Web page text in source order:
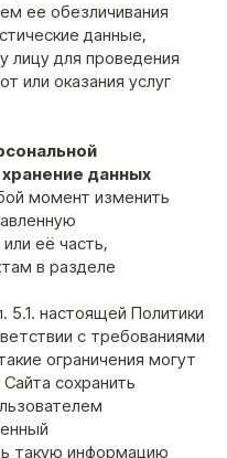
ее обезличивания
данные,
для проведения
или оказания услуг
данных
момент изменить
её часть,
в разделе
настоящей Политики
с требованиями
ограничения могут
сохранить
такую информацию